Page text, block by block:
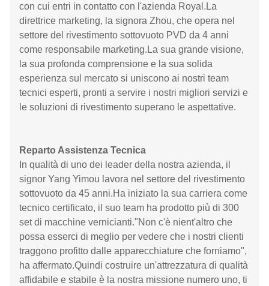
con cui entri in contatto con l'azienda Royal.La
direttrice marketing, la signora Zhou, che opera nel
settore del rivestimento sottovuoto PVD da 4 anni
come responsabile marketing.La sua grande visione,
la sua profonda comprensione e la sua solida
esperienza sul mercato si uniscono ai nostri team
tecnici esperti, pronti a servire i nostri migliori servizi e
le soluzioni di rivestimento superano le aspettative.
Reparto Assistenza Tecnica
In qualità di uno dei leader della nostra azienda, il
signor Yang Yimou lavora nel settore del rivestimento
sottovuoto da 45 anni.Ha iniziato la sua carriera come
tecnico certificato, il suo team ha prodotto più di 300
set di macchine vernicianti."Non c'è nient'altro che
possa esserci di meglio per vedere che i nostri clienti
traggono profitto dalle apparecchiature che forniamo",
ha affermato.Quindi costruire un'attrezzatura di qualità
affidabile e stabile è la nostra missione numero uno, ti